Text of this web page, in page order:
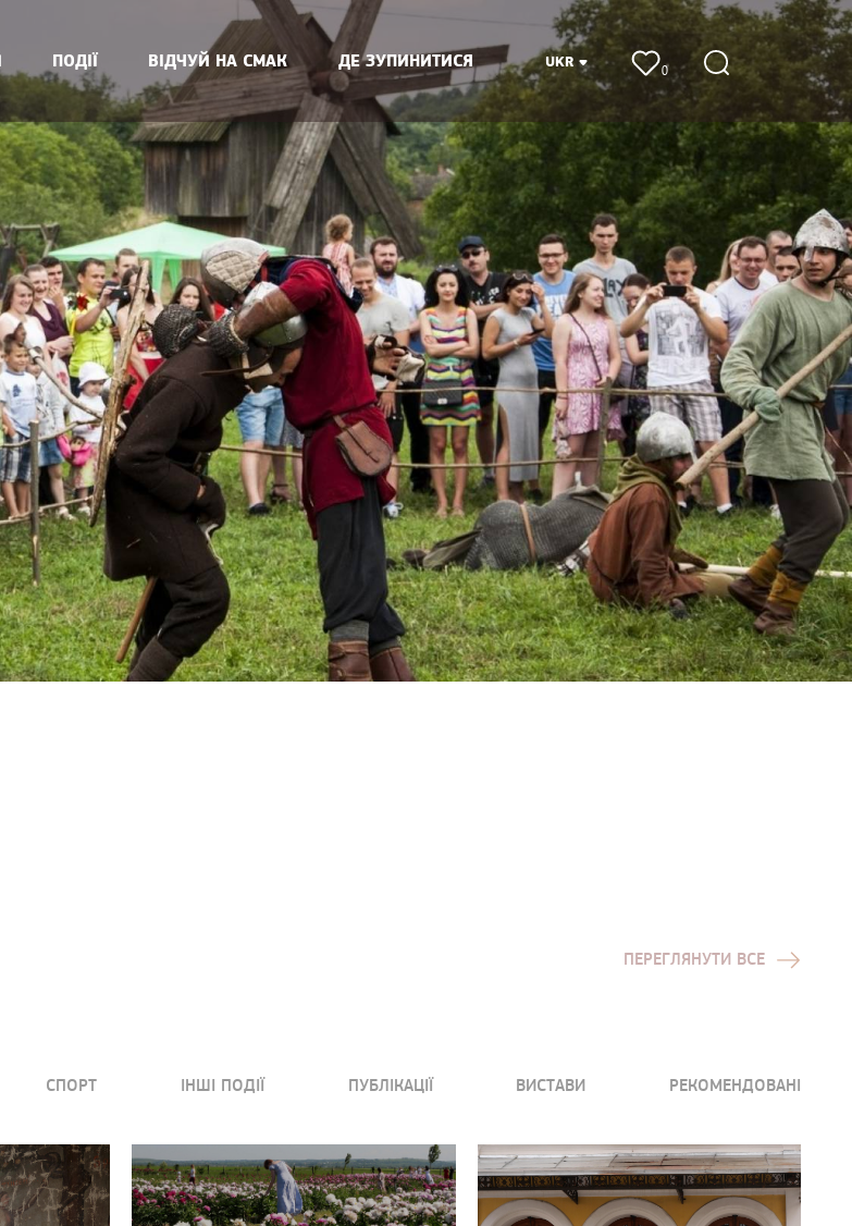
ПОДІЇ ВІДЧУЙ НА СМАК ДЕ ЗУПИНИТИСЯ UKR 0
ПЕРЕГЛЯНУТИ ВСЕ
СПОРТ ІНШІ ПОДІЇ ПУБЛІКАЦІЇ ВИСТАВИ РЕКОМЕНДОВАНІ